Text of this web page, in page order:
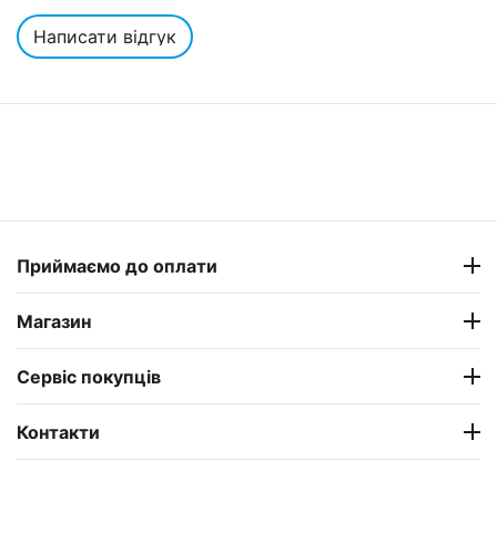
Написати відгук
Приймаємо до оплати
Магазин
Сервіс покупців
Контакти